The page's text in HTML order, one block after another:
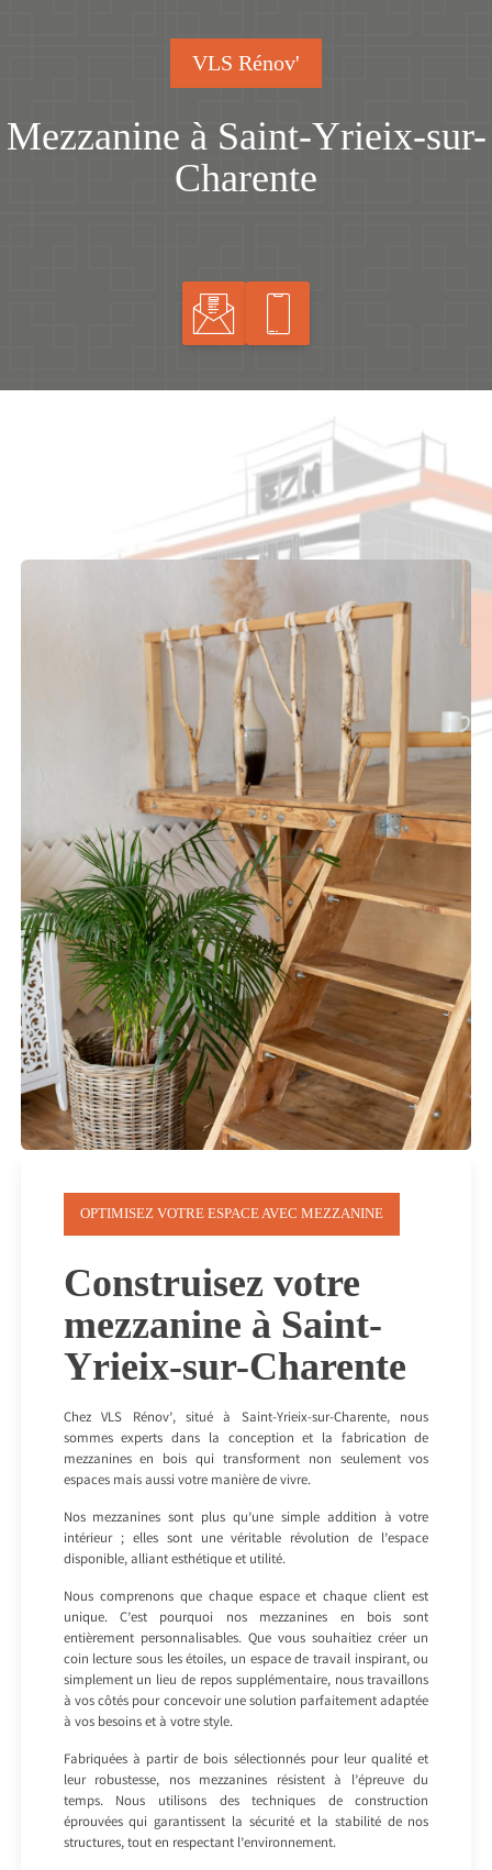
VLS Rénov'
Mezzanine à Saint-Yrieix-sur-
Charente
OPTIMISEZ VOTRE ESPACE AVEC MEZZANINE
Construisez votre
mezzanine à Saint-
Yrieix-sur-Charente
Chez VLS Rénov’, situé à Saint-Yrieix-sur-Charente, nous
sommes experts dans la conception et la fabrication de
mezzanines en bois qui transforment non seulement vos
espaces mais aussi votre manière de vivre.
Nos mezzanines sont plus qu’une simple addition à votre
intérieur ; elles sont une véritable révolution de l’espace
disponible, alliant esthétique et utilité.
Nous comprenons que chaque espace et chaque client est
unique. C’est pourquoi nos mezzanines en bois sont
entièrement personnalisables. Que vous souhaitiez créer un
coin lecture sous les étoiles, un espace de travail inspirant, ou
simplement un lieu de repos supplémentaire, nous travaillons
à vos côtés pour concevoir une solution parfaitement adaptée
à vos besoins et à votre style.
Fabriquées à partir de bois sélectionnés pour leur qualité et
leur robustesse, nos mezzanines résistent à l’épreuve du
temps. Nous utilisons des techniques de construction
éprouvées qui garantissent la sécurité et la stabilité de nos
structures, tout en respectant l’environnement.